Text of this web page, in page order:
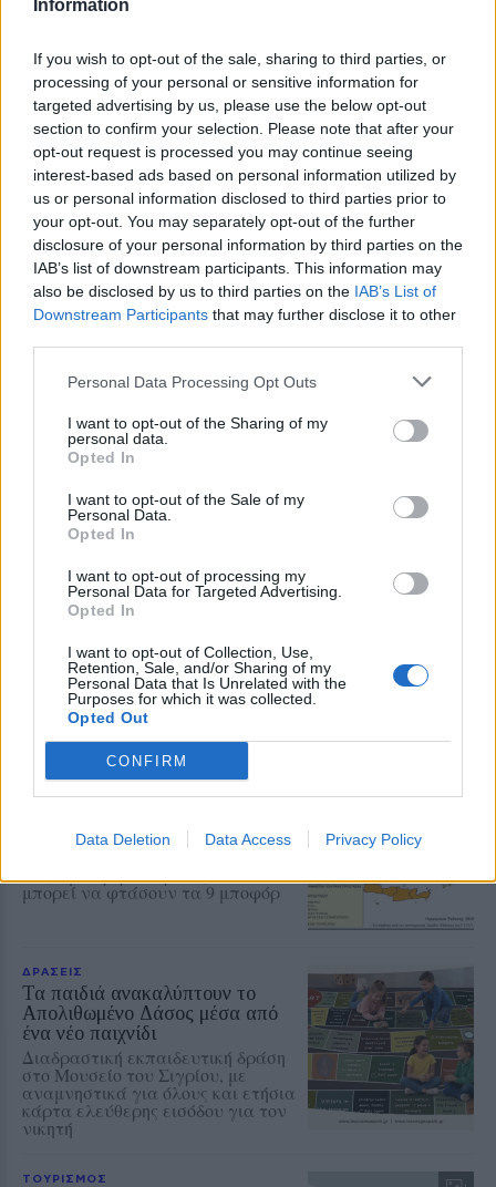
Information
If you wish to opt-out of the sale, sharing to third parties, or
processing of your personal or sensitive information for
targeted advertising by us, please use the below opt-out
section to confirm your selection. Please note that after your
opt-out request is processed you may continue seeing
interest-based ads based on personal information utilized by
us or personal information disclosed to third parties prior to
your opt-out. You may separately opt-out of the further
disclosure of your personal information by third parties on the
IAB’s list of downstream participants. This information may
also be disclosed by us to third parties on the IAB’s List of
Downstream Participants that may further disclose it to other
Personal Data Processing Opt Outs
I want to opt-out of the Sharing of my
personal data.
Opted In
I want to opt-out of the Sale of my
Personal Data.
Opted In
I want to opt-out of processing my
Personal Data for Targeted Advertising.
Opted In
I want to opt-out of Collection, Use,
Retention, Sale, and/or Sharing of my
Personal Data that Is Unrelated with the
Purposes for which it was collected.
Opted Out
CONFIRM
Data Deletion Data Access Privacy Policy
ΧΩΡΙΑ
Η Θερμή γιόρτασε τους
γευστικούς θησαυρούς της
Λέσβου
Λάδι και τυρί βρέθηκαν στο
επίκεντρο της γιορτής που
πραγματοποιήθηκε στο Δημοτικό
Σχολείο της Θερμής, στο πλαίσιο
του Taste Lesvos και του Λεσβιακού
Καλοκαιριού
ΠΟΛΙΤΙΚΗ
Στη Θεσσαλονίκη τα
αποκαλυπτήρια του οικονομικού
προγράμματος της ΕΛ.Α.Σ.
Ο Αλέξης Τσίπρας παρουσιάζει
στις αρχές Σεπτεμβρίου το
Αριστερής Συμπαράταξης για την
ακρίβεια, τη φορολογική
δικαιοσύνη, την παραγωγική
του κοινωνικού κράτους
Μέρα και νύχτα ανοιχτές οι
πόρτες της Παναγίας στην
Αγιάσο
μεσάνυχτα του
Δεκαπενταύγουστου οι πόρτες του
Προσκυνήματος θα παραμένουν
ανοικτές για τους πιστούς και
ιδιαίτερα για τους οδοιπόρους
Νέο κύμα θυελλωδών ανέμων
Προστασία
Βόρειοι - βορειοανατολικοί άνεμοι
μπορεί να φτάσουν τα 9 μποφόρ
ΔΡΑΣΕΙΣ
Τα παιδιά ανακαλύπτουν το
Απολιθωμένο Δάσος μέσα από
ένα νέο παιχνίδι
Διαδραστική εκπαιδευτική δράση
στο Μουσείο του Σιγρίου, με
αναμνηστικά για όλους και ετήσια
κάρτα ελεύθερης εισόδου για τον
νικητή
ΤΟΥΡΙΣΜΟΣ